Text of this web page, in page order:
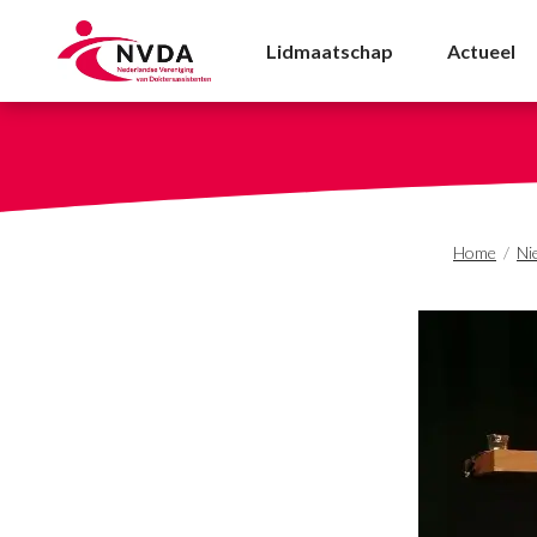
Staatssecretaris van
Lidmaatschap Actueel
Home /